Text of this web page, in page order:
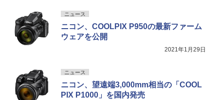
ニュース
ニコン、COOLPIX P950の最新ファーム
ウェアを公開
2021年1月29日
ニュース
ニコン、望遠端3,000mm相当の「COOL
PIX P1000」を国内発売